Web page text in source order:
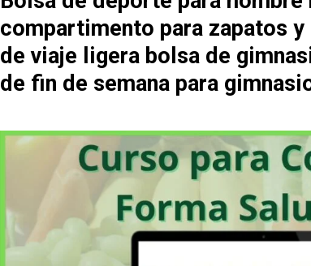
compartimento para zapatos
de viaje ligera bolsa de
de fin de semana para